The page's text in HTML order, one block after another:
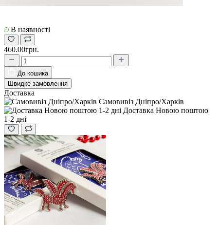
В наявності
460.00грн.
До кошика
Швидке замовлення
Доставка
Самовивіз Дніпро/Харків
Доставка Новою поштою
1-2 дні